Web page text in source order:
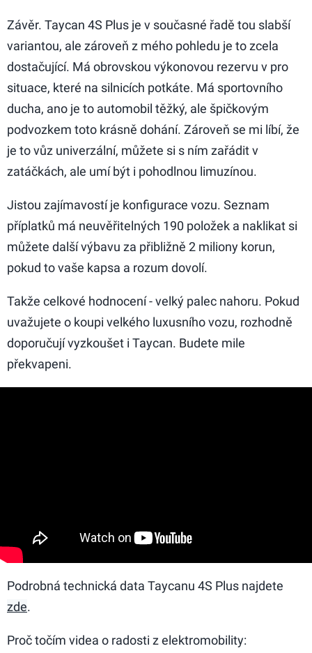
Závěr. Taycan 4S Plus je v současné řadě tou slabší
variantou, ale zároveň z mého pohledu je to zcela
dostačující. Má obrovskou výkonovou rezervu v pro
situace, které na silnicích potkáte. Má sportovního
ducha, ano je to automobil těžký, ale špičkovým
podvozkem toto krásně dohání. Zároveň se mi líbí, že
je to vůz univerzální, můžete si s ním zařádit v
zatáčkách, ale umí být i pohodlnou limuzínou.
Jistou zajímavostí je konfigurace vozu. Seznam
příplatků má neuvěřitelných 190 položek a naklikat si
můžete další výbavu za přibližně 2 miliony korun,
pokud to vaše kapsa a rozum dovolí.
Takže celkové hodnocení - velký palec nahoru. Pokud
uvažujete o koupi velkého luxusního vozu, rozhodně
doporučují vyzkoušet i Taycan. Budete mile
překvapeni.
Podrobná technická data Taycanu 4S Plus najdete
zde.
Proč točím videa o radosti z elektromobility: